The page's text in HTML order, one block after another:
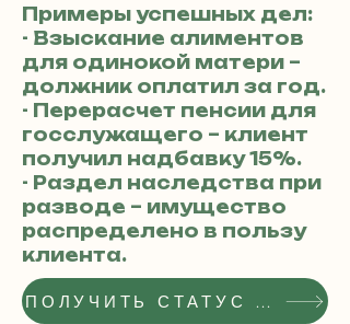
Примеры успешных дел:
- Взыскание алиментов
для одинокой матери –
должник оплатил за год.
- Перерасчет пенсии для
госслужащего – клиент
получил надбавку 15%.
- Раздел наследства при
разводе – имущество
распределено в пользу
клиента.
ПОЛУЧИТЬ СТАТУС РЕКОМЕНДОВАННОГО АДВОКАТА